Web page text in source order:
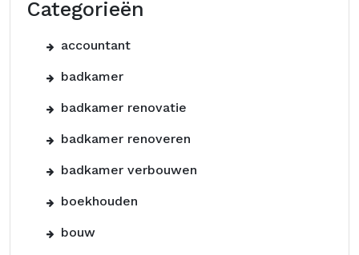
Categorieën
accountant
badkamer
badkamer renovatie
badkamer renoveren
badkamer verbouwen
boekhouden
bouw